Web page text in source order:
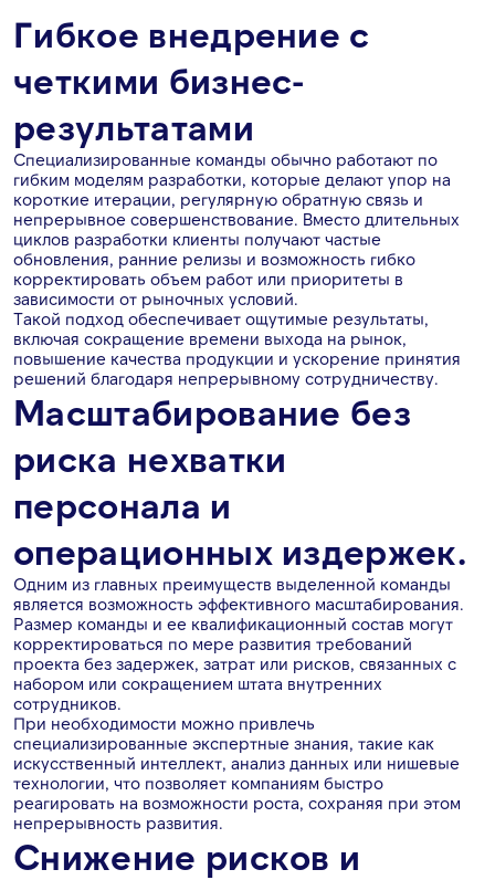
Гибкое внедрение с
четкими бизнес-
результатами
Специализированные команды обычно работают по
гибким моделям разработки, которые делают упор на
короткие итерации, регулярную обратную связь и
непрерывное совершенствование. Вместо длительных
циклов разработки клиенты получают частые
обновления, ранние релизы и возможность гибко
корректировать объем работ или приоритеты в
зависимости от рыночных условий.
Такой подход обеспечивает ощутимые результаты,
включая сокращение времени выхода на рынок,
повышение качества продукции и ускорение принятия
решений благодаря непрерывному сотрудничеству.
Масштабирование без
риска нехватки
персонала и
операционных издержек.
Одним из главных преимуществ выделенной команды
является возможность эффективного масштабирования.
Размер команды и ее квалификационный состав могут
корректироваться по мере развития требований
проекта без задержек, затрат или рисков, связанных с
набором или сокращением штата внутренних
сотрудников.
При необходимости можно привлечь
специализированные экспертные знания, такие как
искусственный интеллект, анализ данных или нишевые
технологии, что позволяет компаниям быстро
реагировать на возможности роста, сохраняя при этом
непрерывность развития.
Снижение рисков и